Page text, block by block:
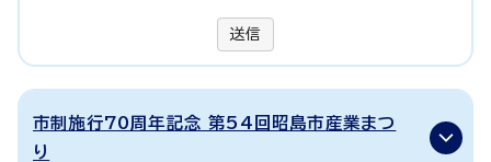
送信
市制施行70周年記念 第54回昭島市産業まつ
り